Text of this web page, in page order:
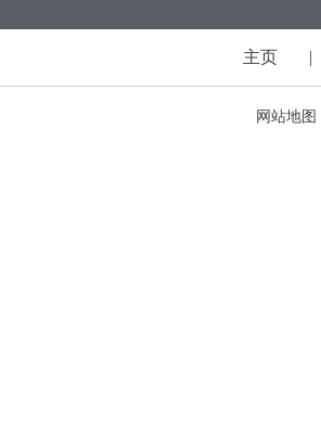
主页 |
网站地图